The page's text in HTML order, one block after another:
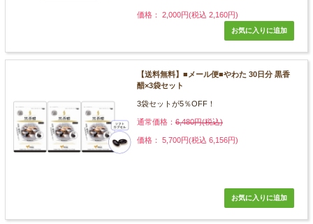
価格： 2,000円(税込 2,160円)
【送料無料】■メール便■やわた 30日分 黒香
醋×3袋セット
3袋セットが5％OFF！
通常価格： 6,480円(税込)
価格： 5,700円(税込 6,156円)